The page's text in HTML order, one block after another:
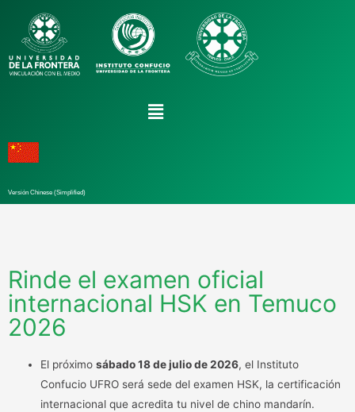
Versión Chinese (Simplified)
Rinde el examen oficial
internacional HSK en Temuco
2026
El próximosábado 18 de julio de 2026, el Instituto
Confucio UFRO será sede del examen HSK, la certificación
internacional que acredita tu nivel de chino mandarín.